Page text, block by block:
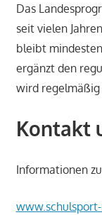
Das
seit vielen
bleibt
ergänzt den
wird
Kontakt
Informationen